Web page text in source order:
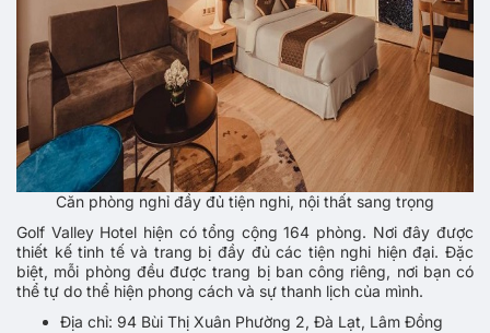
Căn phòng nghỉ đầy đủ tiện nghi, nội thất sang trọng
Golf Valley Hotel hiện có tổng cộng 164 phòng. Nơi đây được
thiết kế tinh tế và trang bị đầy đủ các tiện nghi hiện đại. Đặc
biệt, mỗi phòng đều được trang bị ban công riêng, nơi bạn có
thể tự do thể hiện phong cách và sự thanh lịch của mình.
Địa chỉ: 94 Bùi Thị Xuân Phường 2, Đà Lạt, Lâm Đồng